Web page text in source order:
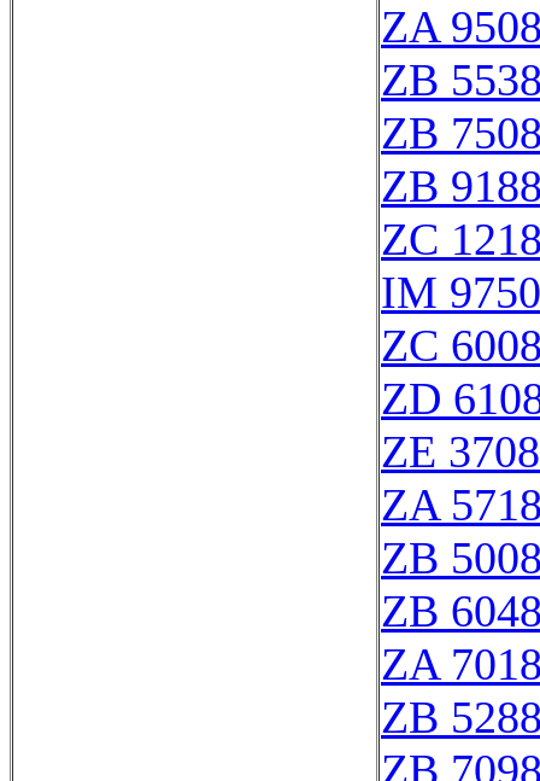
ZA
ZB
ZB
ZB
ZC
IM 9750
ZC
ZD
ZE
ZA
ZB
ZB
ZA
ZB
ZB